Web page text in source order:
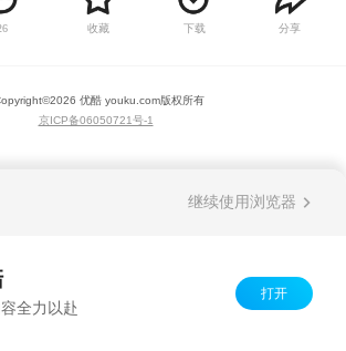
呼“利剑除魔，百战兴国！”为红军探听情报，开
山辟路。历经强渡乌江、娄山关战役、二渡赤
移……最终，毛主席通过“兴国之剑”找到的报
纸，得到关键信息，明确了红军长征的目的地
收藏 下载 分享
2026 优酷 youku.com版权所有
京ICP备06050721号-1
继续使用浏览器
全力以赴
打开